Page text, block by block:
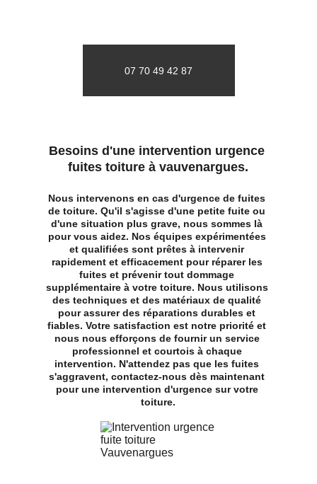
07 70 49 42 87
Besoins d'une intervention urgence
fuites toiture à vauvenargues.
Nous intervenons en cas d'urgence de fuites
de toiture. Qu'il s'agisse d'une petite fuite ou
d'une situation plus grave, nous sommes là
pour vous aidez. Nos équipes expérimentées
et qualifiées sont prêtes à intervenir
rapidement et efficacement pour réparer les
fuites et prévenir tout dommage
supplémentaire à votre toiture. Nous utilisons
des techniques et des matériaux de qualité
pour assurer des réparations durables et
fiables. Votre satisfaction est notre priorité et
nous nous efforçons de fournir un service
professionnel et courtois à chaque
intervention. N'attendez pas que les fuites
s'aggravent, contactez-nous dès maintenant
pour une intervention d'urgence sur votre
toiture.